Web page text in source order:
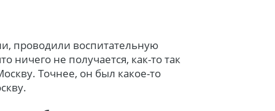
проводили воспитательную
ничего не получается, как-то так
Точнее, он был какое-то